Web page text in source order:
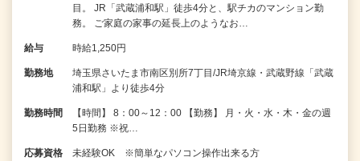
目。 JR「武蔵浦和駅」徒歩4分と、駅チカのマンション勤
務。 ご家庭の家事の延長上のようなお…
給与 時給1,250円
勤務地
埼玉県さいたま市南区別所7丁目/JR埼京線・武蔵野線「武蔵
浦和駅」より徒歩4分
勤務時間
【時間】 8：00～12：00 【勤務】 月・火・水・木・金の週
5日勤務 ※祝…
応募資格 未経験OK ※簡単なパソコン操作出来る方